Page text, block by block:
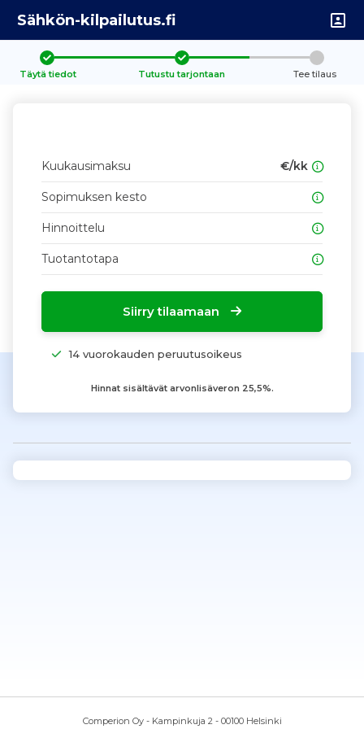
Sähkön-kilpailutus.fi
Täytä tiedot Tutustu tarjontaan Tee tilaus
Kuukausimaksu €/kk
Sopimuksen kesto
Hinnoittelu
Tuotantotapa
Siirry tilaamaan
14 vuorokauden peruutusoikeus
Hinnat sisältävät arvonlisäveron 25,5%.
Comperion Oy - Kampinkuja 2 - 00100 Helsinki